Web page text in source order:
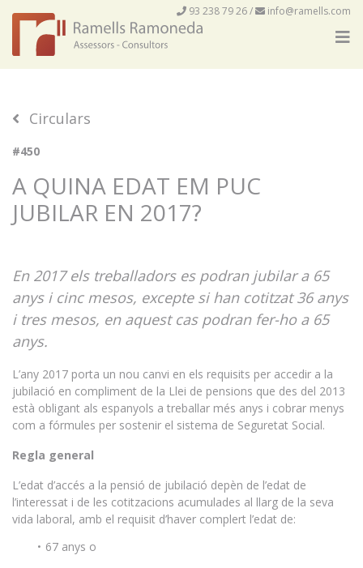
93 238 79 26/ info@ramells.com
Circulars
#450
A QUINA EDAT EM PUC
JUBILAR EN 2017?
En 2017 els treballadors es podran jubilar a 65
anys i cinc mesos, excepte si han cotitzat 36 anys
i tres mesos, en aquest cas podran fer-ho a 65
anys.
L’any 2017 porta un nou canvi en els requisits per accedir a la
jubilació en compliment de la Llei de pensions que des del 2013
està obligant als espanyols a treballar més anys i cobrar menys
com a fórmules per sostenir el sistema de Seguretat Social.
Regla general
L’edat d’accés a la pensió de jubilació depèn de l’edat de
l’interessat i de les cotitzacions acumulades al llarg de la seva
vida laboral, amb el requisit d’haver complert l’edat de:
67 anys o